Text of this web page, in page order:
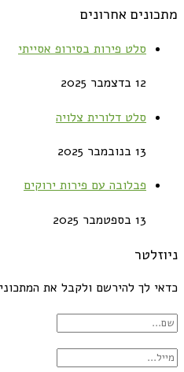
מתכונים אחרונים
סלט פירות בסירופ אסייתי
12 בדצמבר 2025
סלט דלורית צלויה
13 בנובמבר 2025
פבלובה עם פירות ירוקים
13 בספטמבר 2025
ניוזלטר
כדאי לך להירשם ולקבל את